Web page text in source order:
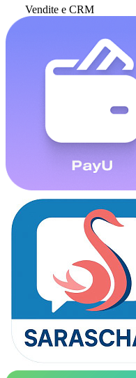
Vendite e CRM